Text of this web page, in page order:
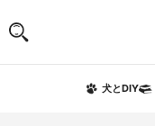
犬とDIY